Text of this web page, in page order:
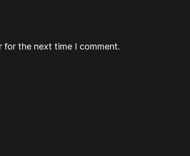
for the next time I comment.